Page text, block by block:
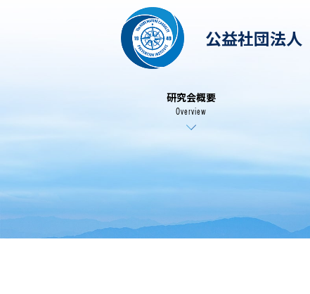
公益社団法人
研究会概要
Overview